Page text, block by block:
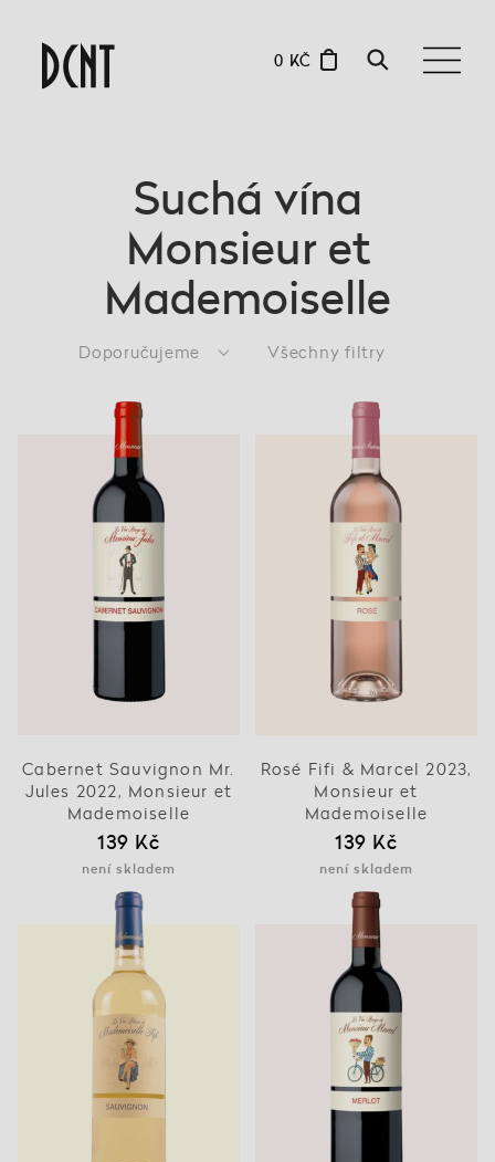
0 KČ
Suchá vína
Monsieur et
Mademoiselle
Doporučujeme Všechny filtry
Cabernet Sauvignon Mr.
Jules 2022, Monsieur et
Mademoiselle
139 Kč
není skladem
Rosé Fifi & Marcel 2023,
Monsieur et
Mademoiselle
139 Kč
není skladem